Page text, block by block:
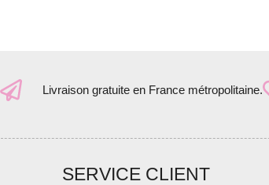
Livraison gratuite en France métropolitaine.
SERVICE CLIENT